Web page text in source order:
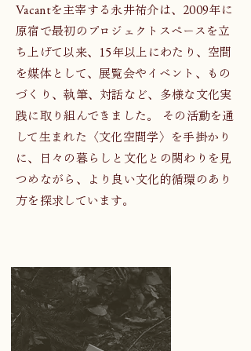
Vacantを主宰する永井祐介は、2009年に
原宿で最初のプロジェクトスペースを立
ち上げて以来、15年以上にわたり、空間
を媒体として、展覧会やイベント、もの
づくり、執筆、対話など、多様な文化実
践に取り組んできました。 その活動を通
して生まれた〈文化空間学〉を手掛かり
に、日々の暮らしと文化との関わりを見
つめながら、より良い文化的循環のあり
方を探求しています。